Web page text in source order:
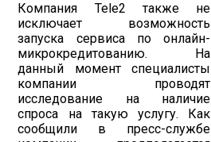
Компания Tele2 также не
исключает возможность
запуска сервиса по онлайн-
микрокредитованию. На
данный момент специалисты
компании проводят
исследование на наличие
спроса на такую услугу. Как
сообщили в пресс-службе